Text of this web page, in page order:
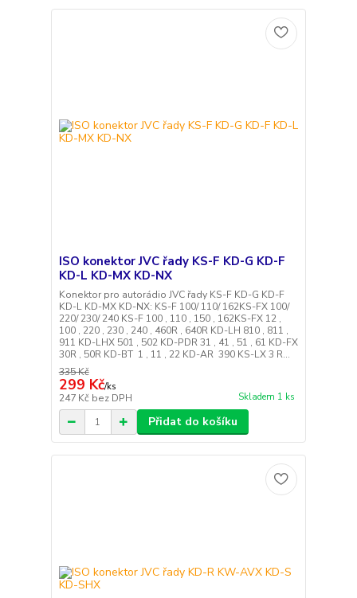
ISO konektor JVC řady KS-F KD-G KD-F
KD-L KD-MX KD-NX
Konektor pro autorádio JVC řady KS-F KD-G KD-F
KD-L KD-MX KD-NX: KS-F 100/ 110/ 162KS-FX 100/
220/ 230/ 240 KS-F 100 , 110 , 150 , 162KS-FX 12 ,
100 , 220 , 230 , 240 , 460R , 640R KD-LH 810 , 811 ,
911 KD-LHX 501 , 502 KD-PDR 31 , 41 , 51 , 61 KD-FX
30R , 50R KD-BT 1 , 11 , 22 KD-AR 390 KS-LX 3 R...
335 Kč
299 Kč/ks
247 Kč bez DPH Skladem 1 ks
Přidat do košíku